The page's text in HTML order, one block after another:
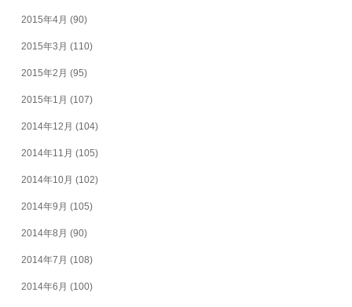
2015年4月 (90)
2015年3月 (110)
2015年2月 (95)
2015年1月 (107)
2014年12月 (104)
2014年11月 (105)
2014年10月 (102)
2014年9月 (105)
2014年8月 (90)
2014年7月 (108)
2014年6月 (100)